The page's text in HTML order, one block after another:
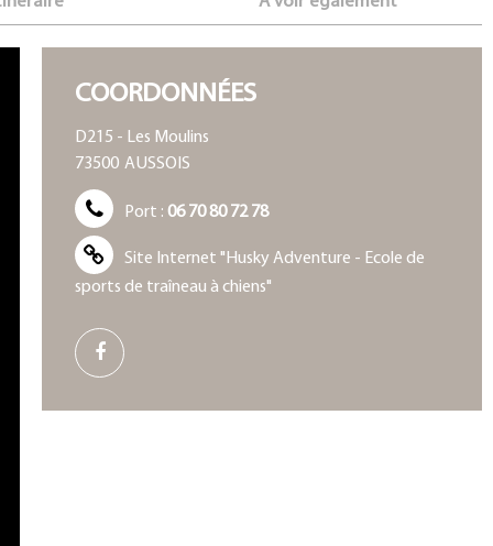
COORDONNÉES
D215 - Les Moulins
73500 AUSSOIS
Port : 06 70 80 72 78
Site Internet "Husky Adventure - Ecole de
sports de traîneau à chiens"